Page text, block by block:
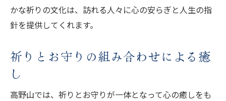
かな祈りの文化は、訪れる人々に心の安らぎと人生の指
針を提供してくれます。
祈りとお守りの組み合わせによる癒
し
高野山では、祈りとお守りが一体となって心の癒しをも